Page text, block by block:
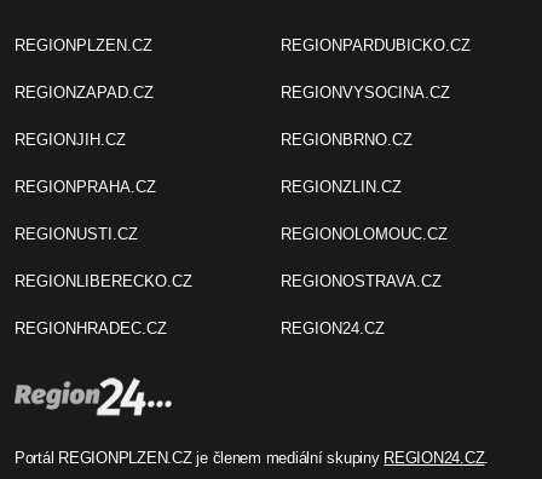
REGIONPLZEN.CZ
REGIONZAPAD.CZ
REGIONJIH.CZ
REGIONPRAHA.CZ
REGIONUSTI.CZ
REGIONLIBERECKO.CZ
REGIONHRADEC.CZ
REGIONPARDUBICKO.CZ
REGIONVYSOCINA.CZ
REGIONBRNO.CZ
REGIONZLIN.CZ
REGIONOLOMOUC.CZ
REGIONOSTRAVA.CZ
REGION24.CZ
Portál REGIONPLZEN.CZ je členem mediální skupiny REGION24.CZ.